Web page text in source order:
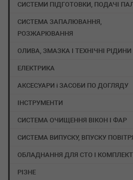
СИСТЕМИ ПІДГОТОВКИ, ПОДАЧІ
СИСТЕМА ЗАПАЛЮВАННЯ,
РОЗЖАРЮВАННЯ
ОЛИВА, ЗМАЗКА І ТЕХНІЧНІ РІДИНИ
ЕЛЕКТРИКА
АКСЕСУАРИ і ЗАСОБИ ПО ДОГЛЯДУ
ІНСТРУМЕНТИ
СИСТЕМА ОЧИЩЕННЯ ВІКОН І ФАР
СИСТЕМА ВИПУСКУ, ВПУСКУ
ОБЛАДНАННЯ ДЛЯ СТО І
РІЗНЕ